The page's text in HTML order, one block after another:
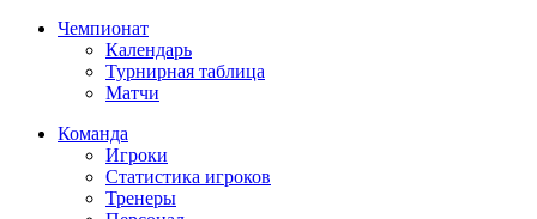
Чемпионат
Календарь
Турнирная таблица
Матчи
Команда
Игроки
Статистика игроков
Тренеры